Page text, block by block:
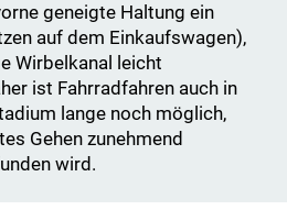
geneigte Haltung ein
auf dem Einkaufswagen),
Wirbelkanal leicht
ist Fahrradfahren auch in
lange noch möglich,
Gehen zunehmend
wird.